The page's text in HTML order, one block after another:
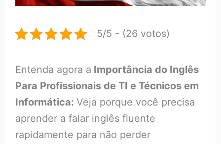
5/5 - (26 votos)
Entenda agora a Importância do Inglês
Para Profissionais de TI e Técnicos em
Informática: Veja porque você precisa
aprender a falar inglês fluente
rapidamente para não perder